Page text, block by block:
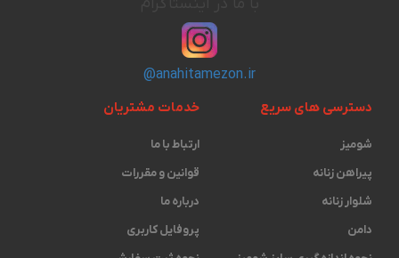
@anahitamezon.ir
دسترسی های سریع
شومیز
پیراهن زنانه
شلوار زنانه
دامن
خدمات مشتریان
ارتباط با ما
قوانین و مقررات
درباره ما
پروفایل کاربری